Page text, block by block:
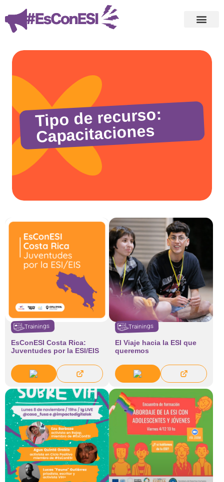
Tipo de recurso:
Capacitaciones
Trainings
EsConESI Costa Rica:
Juventudes por la ESI/EIS
Trainings
El Viaje hacia la ESI que
queremos